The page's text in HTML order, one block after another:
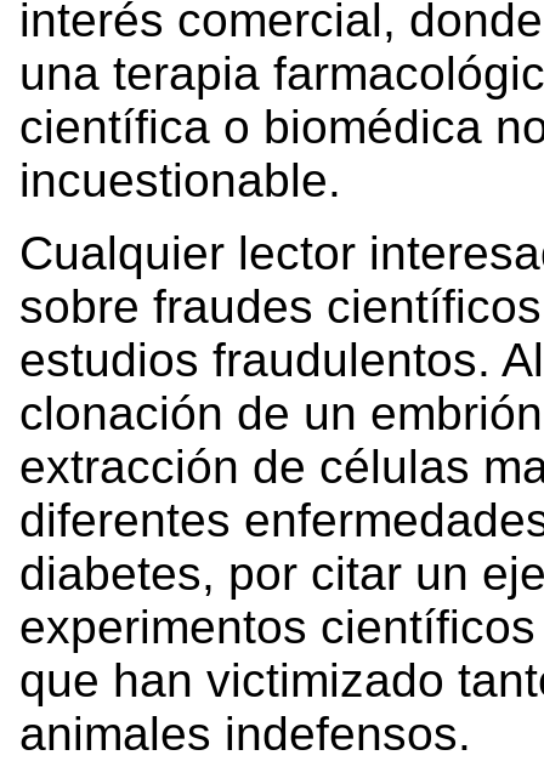
interés comercial,
una terapia
científica o biomédica
incuestionable.
Cualquier lector
sobre fraudes
estudios fraudulentos.
clonación de un
extracción de células
diferentes
diabetes, por citar un
experimentos
que han victimizado
animales indefensos.